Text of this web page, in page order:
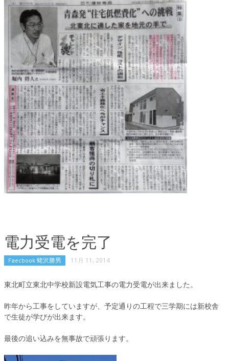
お問い合わせ・商品購入
電力受電を完了
Faecbook 蛯沢勝男 11月 11, 2014
東北町立東北中学校新設電気工事の電力受電が出来ました。
昨年から工事をしていますが、予定通りの工程で三学期には新校舎
で生徒が学びが出来ます。
最後の追い込みを無事故で頑張ります。